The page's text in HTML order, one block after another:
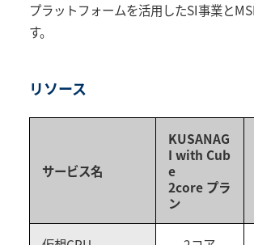
プラットフォームを活用したSI事業と
す。
リソース
サービス名
KUSANAG
I with Cub
e
2core プラ
ン